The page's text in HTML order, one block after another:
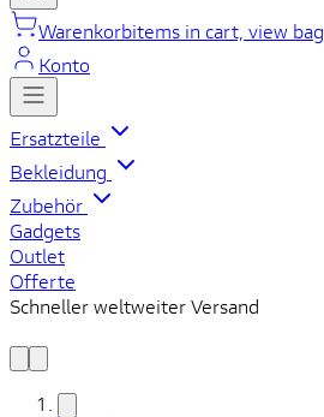
Warenkorbitems in cart, view bag
Konto
Ersatzteile
Bekleidung
Zubehör
Gadgets
Outlet
Offerte
Schneller weltweiter Versand